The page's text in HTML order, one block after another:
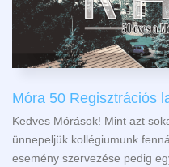
Móra 50 Regisztrációs
Kedves Mórások! Mint azt
ünnepeljük kollégiumunk
esemény szervezése pedig